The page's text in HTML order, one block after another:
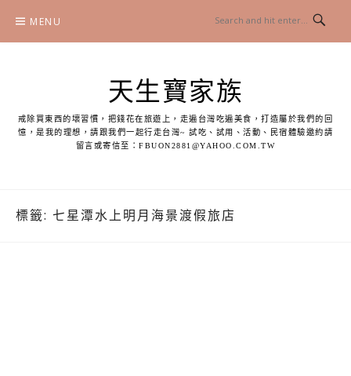
content
MENU
天生寶家族
戒除買東西的壞習慣，把錢花在旅遊上，走遍台灣吃遍美食，打造屬於我們的回
憶，是我的理想，請跟我們一起行走台灣~ 試吃、試用、活動、民宿體驗邀約請
留言或寄信至：FBUON2881@YAHOO.COM.TW
標籤: 七星潭水上明月海景渡假旅店